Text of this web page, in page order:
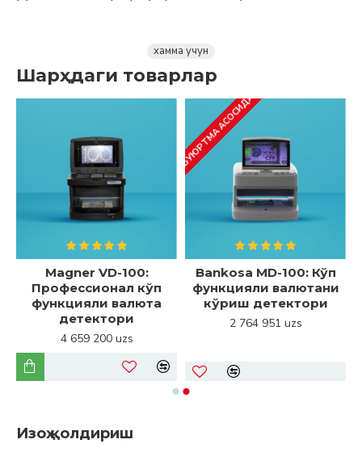
хамма учун
Шарҳдаги товарлар
Magner VD-100:
Профессионал кўп
функцияли валюта
детектори
4 659 200 uzs
БУЮРТМА АСОСИДА
Bankosa MD-100: Кўп
функцияли валютани
кўриш детектори
2 764 951 uzs
Изоҳ қолдириш